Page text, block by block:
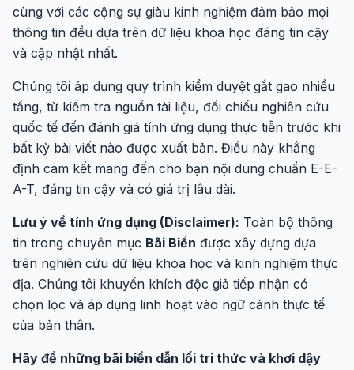
cùng với các cộng sự giàu kinh nghiệm đảm bảo mọi
thông tin đều dựa trên dữ liệu khoa học đáng tin cậy
và cập nhật nhất.
Chúng tôi áp dụng quy trình kiểm duyệt gắt gao nhiều
tầng, từ kiểm tra nguồn tài liệu, đối chiếu nghiên cứu
quốc tế đến đánh giá tính ứng dụng thực tiễn trước khi
bất kỳ bài viết nào được xuất bản. Điều này khẳng
định cam kết mang đến cho bạn nội dung chuẩn E-E-
A-T, đáng tin cậy và có giá trị lâu dài.
Lưu ý về tính ứng dụng (Disclaimer): Toàn bộ thông
tin trong chuyên mục Bãi Biển được xây dựng dựa
trên nghiên cứu dữ liệu khoa học và kinh nghiệm thực
địa. Chúng tôi khuyến khích độc giả tiếp nhận có
chọn lọc và áp dụng linh hoạt vào ngữ cảnh thực tế
của bản thân.
Hãy để những bãi biển dẫn lối tri thức và khơi dậy